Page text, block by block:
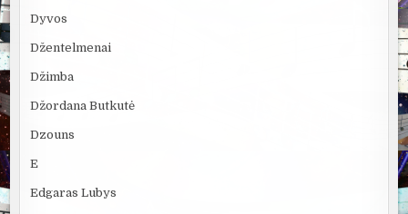
Dyvos
Džentelmenai
Džimba
Džordana Butkutė
Dzouns
E
Edgaras Lubys